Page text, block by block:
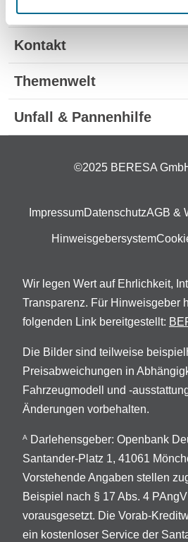
Standorte
Kontakt
Themenwelt
Unfall & Pannenhilfe
©2025 BERESA
ImpressumDatenschutzAGB &
Hinweisgebersystem
Wir legen Wert auf Ehrlichkeit,
Transparenz. Für Hinweisgeber
folgenden Link bereitgestellt:
Die Bilder sind teilweise
Preisabweichungen in
Fahrzeugmodell und -
Änderungen vorbehalten.
A
Darlehensgeber: Openbank
Santander-Platz 1, 41061
Vorstehende Angaben stellen
Beispiel nach § 17 Abs. 4
vorausgesetzt. Die Vorab-
ein kostenloser Service der